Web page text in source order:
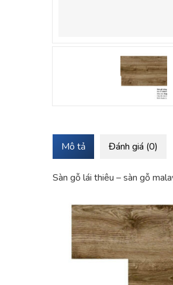
Mô tả Đánh giá (0)
Sàn gỗ lái thiêu – sàn gỗ